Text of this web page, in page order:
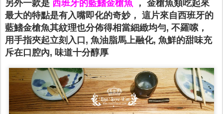
另外一款是 西班牙的藍鰭金槍魚 ， 金槍魚類吃起來
最大的特點是有入嘴即化的奇妙， 這片來自西班牙的
藍鰭金槍魚其紋理也分佈得相當細緻均勻, 不羅嗦，
用手指夾起立刻入口, 魚油脂馬上融化, 魚鮮的甜味充
斥在口腔內, 味道十分醇厚